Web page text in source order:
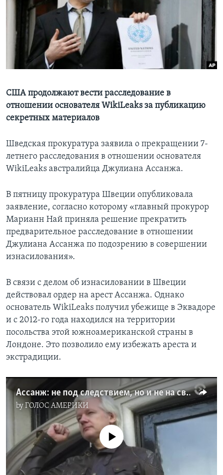
Learning English
СОЦИАЛЬНЫЕ СЕТИ
Языки
США продолжают вести расследование в
отношении основателя WikiLeaks за публикацию
секретных материалов
Шведская прокуратура заявила о прекращении 7-
летнего расследования в отношении основателя
WikiLeaks австралийца Джулиана Ассанжа.
В пятницу прокуратура Швеции опубликовала
заявление, согласно которому «главный прокурор
Марианн Най приняла решение прекратить
предварительное расследование в отношении
Джулиана Ассанжа по подозрению в совершении
изнасилования».
В связи с делом об изнасиловании в Швеции
действовал ордер на арест Ассанжа. Однако
основатель WikiLeaks получил убежище в Эквадоре
и с 2012-го года находился на территории
посольства этой южноамериканской страны в
Лондоне. Это позволило ему избежать ареста и
экстрадиции.
Ассанж: не под следствием, но и не на свободе
byГОЛОС АМЕРИКИ
No media source currently available